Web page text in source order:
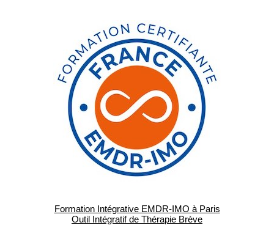
Formation Intégrative EMDR-IMO à Paris
Outil Intégratif de Thérapie Brève